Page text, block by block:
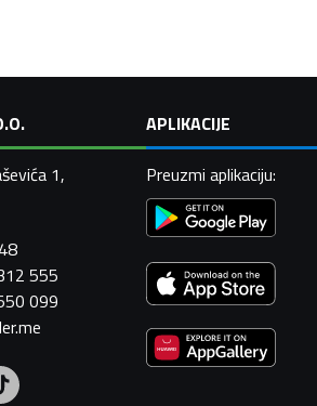
1,
555
099
APLIKACIJE
Preuzmi aplikaciju: